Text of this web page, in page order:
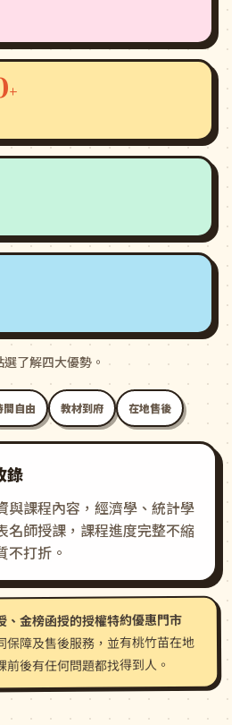
+
選了解四大優勢。
間自由 教材到府 在地售後
錄
與課程內容，經濟學、統計學
名師授課，課程進度完整不縮
不打折。
、金榜函授的授權特約優惠門市
障及售後服務，並有桃竹苗在地
前後有任何問題都找得到人。